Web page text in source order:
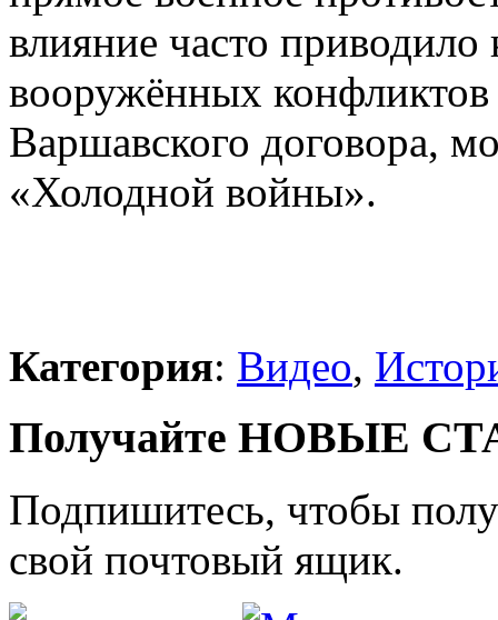
влияние часто
вооружённых
Варшавского договора,
«Холодной войны».
Категория: Видео,
Получайте НОВЫЕ
Подпишитесь, чтобы
свой почтовый ящик.